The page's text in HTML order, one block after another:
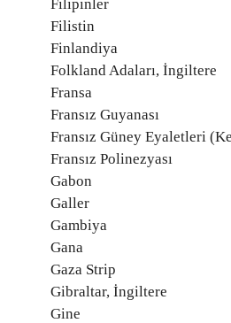
Filipinler
Filistin
Finlandiya
Folkland Adaları, İngiltere
Fransa
Fransız Guyanası
Fransız Güney Eyaletleri
Fransız Polinezyası
Gabon
Galler
Gambiya
Gana
Gaza Strip
Gibraltar, İngiltere
Gine